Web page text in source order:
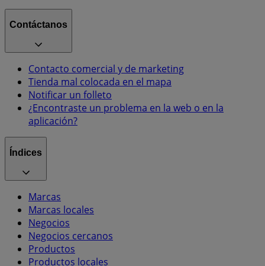
Contáctanos
Contacto comercial y de marketing
Tienda mal colocada en el mapa
Notificar un folleto
¿Encontraste un problema en la web o en la
aplicación?
Índices
Marcas
Marcas locales
Negocios
Negocios cercanos
Productos
Productos locales